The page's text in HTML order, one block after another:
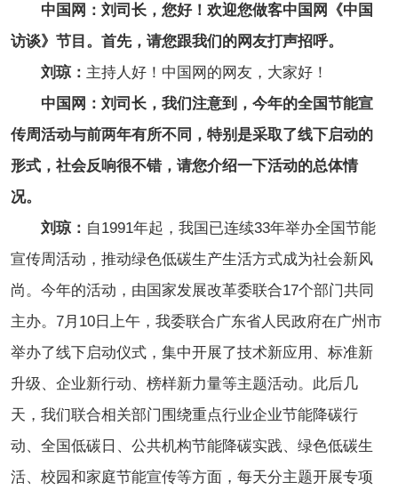
中国网：刘司长，您好！欢迎您做客中国网《中国
访谈》节目。首先，请您跟我们的网友打声招呼。
刘琼： 主持人好！中国网的网友，大家好！
中国网：刘司长，我们注意到，今年的全国节能宣
传周活动与前两年有所不同，特别是采取了线下启动的
形式，社会反响很不错，请您介绍一下活动的总体情
况。
刘琼： 自1991年起，我国已连续33年举办全国节能
宣传周活动，推动绿色低碳生产生活方式成为社会新风
尚。今年的活动，由国家发展改革委联合17个部门共同
主办。7月10日上午，我委联合广东省人民政府在广州市
举办了线下启动仪式，集中开展了技术新应用、标准新
升级、企业新行动、榜样新力量等主题活动。此后几
天，我们联合相关部门围绕重点行业企业节能降碳行
动、全国低碳日、公共机构节能降碳实践、绿色低碳生
活、校园和家庭节能宣传等方面，每天分主题开展专项